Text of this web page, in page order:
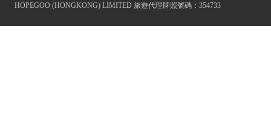
HOPEGOO (HONGKONG) LIMITED 旅遊代理牌照號碼：354733